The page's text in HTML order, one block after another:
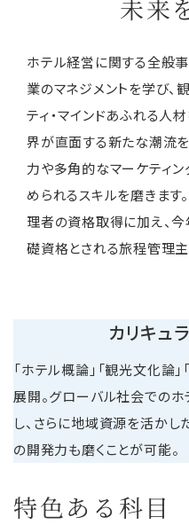
未来
ホテル経営に関する全般
業のマネジメントを学び、
ティ・マインドあふれる人
界が直面する新たな潮流
力や多角的なマーケティ
められるスキルを磨きま
理者の資格取得に加え、
礎資格とされる旅程管理
カリキュ
「ホテル概論」「観光文化論
展開。グローバル社会での
し、さらに地域資源を活か
の開発力も磨くことが可能。
特色ある科目